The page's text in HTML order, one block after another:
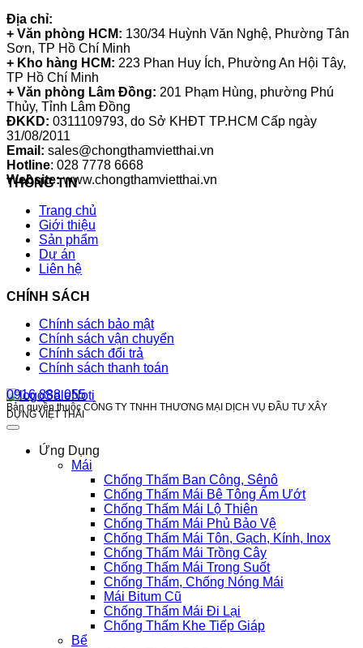
Địa chỉ:
+ Văn phòng HCM: 130/34 Huỳnh Văn Nghệ, Phường Tân
Sơn, TP Hồ Chí Minh
+ Kho hàng HCM: 223 Phan Huy Ích, Phường An Hội Tây,
TP Hồ Chí Minh
+ Văn phòng Lâm Đồng: 201 Phạm Hùng, phường Phú
Thủy, Tỉnh Lâm Đồng
ĐKKD: 0311109793, do Sở KHĐT TP.HCM Cấp ngày
31/08/2011
Email: sales@chongthamvietthai.vn
Hotline: 028 7778 6668
Website:www.chongthamvietthai.vn
THÔNG TIN
Trang chủ
Giới thiệu
Sản phẩm
Dự án
Liên hệ
CHÍNH SÁCH
Chính sách bảo mật
Chính sách vận chuyển
Chính sách đổi trả
Chính sách thanh toán
0916 888 055
Bản quyền thuộc CÔNG TY TNHH THƯƠNG MẠI DỊCH VỤ ĐẦU TƯ XÂY
DỰNG VIỆT THÁI
Ứng Dụng
Mái
Chống Thấm Ban Công, Sênô
Chống Thấm Mái Bê Tông Ẩm Ướt
Chống Thấm Mái Lộ Thiên
Chống Thấm Mái Phủ Bảo Vệ
Chống Thấm Mái Tôn, Gạch, Kính, Inox
Chống Thấm Mái Trồng Cây
Chống Thấm Mái Trong Suốt
Chống Thấm, Chống Nóng Mái
Mái Bitum Cũ
Chống Thấm Mái Đi Lại
Chống Thấm Khe Tiếp Giáp
Bể